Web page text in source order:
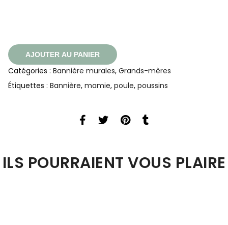
AJOUTER AU PANIER
Catégories : Bannière murales, Grands-mères
Étiquettes : Bannière, mamie, poule, poussins
ILS POURRAIENT VOUS PLAIRE